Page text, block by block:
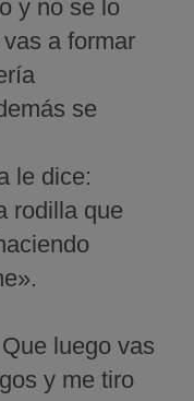
y no se lo
a formar
se
le dice:
rodilla que
luego vas
y me tiro